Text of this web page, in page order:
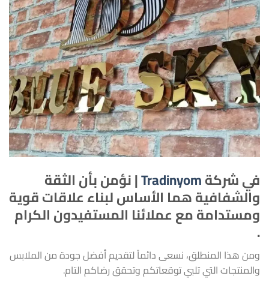
في شركةTradinyom| نؤمن بأن الثقة
والشفافية هما الأساس لبناء علاقات قوية
ومستدامة مع عملائنا المستفيدون الكرام
.
ومن هذا المنطلق، نسعى دائماً لتقديم أفضل جودة من الملابس
والمنتجات التي تلبي توقعاتكم وتحقق رضاكم التام.